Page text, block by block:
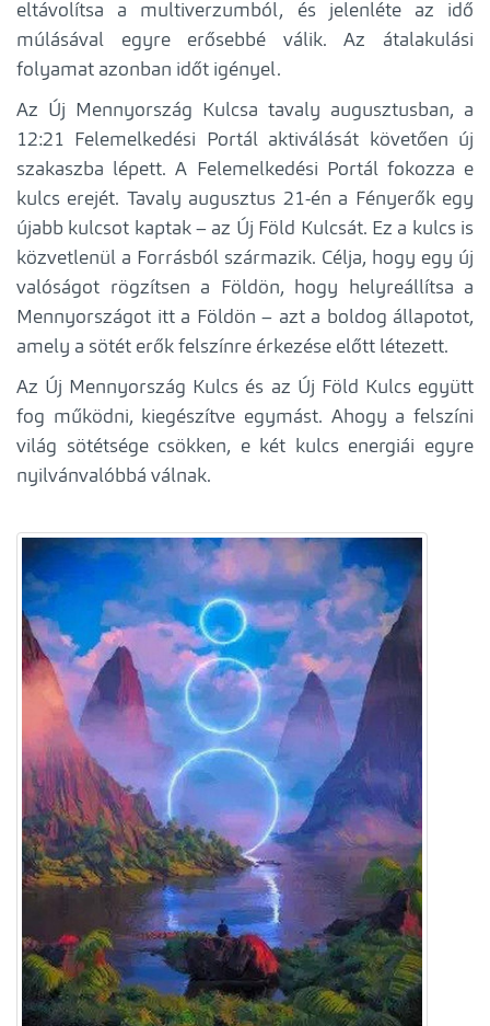
eltávolítsa a multiverzumból, és jelenléte az idő
múlásával egyre erősebbé válik. Az átalakulási
folyamat azonban időt igényel.
Az Új Mennyország Kulcsa tavaly augusztusban, a
12:21 Felemelkedési Portál aktiválását követően új
szakaszba lépett. A Felemelkedési Portál fokozza e
kulcs erejét. Tavaly augusztus 21-én a Fényerők egy
újabb kulcsot kaptak – az Új Föld Kulcsát. Ez a kulcs is
közvetlenül a Forrásból származik. Célja, hogy egy új
valóságot rögzítsen a Földön, hogy helyreállítsa a
Mennyországot itt a Földön – azt a boldog állapotot,
amely a sötét erők felszínre érkezése előtt létezett.
Az Új Mennyország Kulcs és az Új Föld Kulcs együtt
fog működni, kiegészítve egymást. Ahogy a felszíni
világ sötétsége csökken, e két kulcs energiái egyre
nyilvánvalóbbá válnak.